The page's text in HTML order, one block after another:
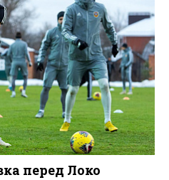
перед Локо